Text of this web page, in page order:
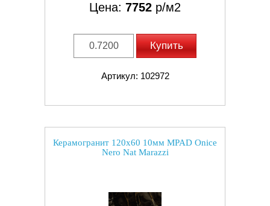
Цена: 7752 р/м2
Купить
Артикул: 102972
Керамогранит 120x60 10мм MPAD Onice
Nero Nat Marazzi